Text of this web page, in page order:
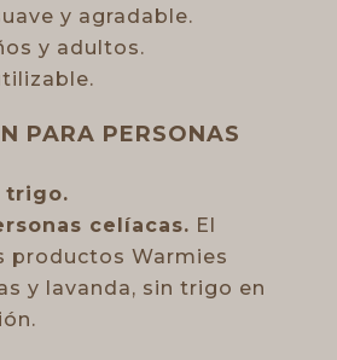
y agradable.
y adultos.
PARA PERSONAS
trigo.
celíacas. El
productos Warmies
y lavanda, sin trigo en